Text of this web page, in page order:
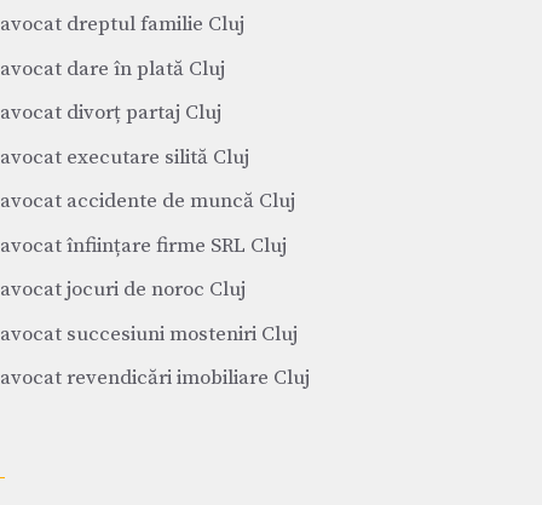
avocat dreptul familie Cluj
avocat dare în plată Cluj
avocat divorț partaj Cluj
avocat executare silită Cluj
avocat accidente de muncă Cluj
avocat înființare firme SRL Cluj
avocat jocuri de noroc Cluj
avocat succesiuni mosteniri Cluj
avocat revendicări imobiliare Cluj